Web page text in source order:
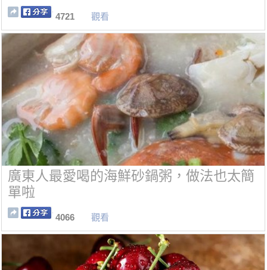
4721 觀看
廣東人最愛喝的海鮮砂鍋粥，做法也太簡
單啦
4066 觀看